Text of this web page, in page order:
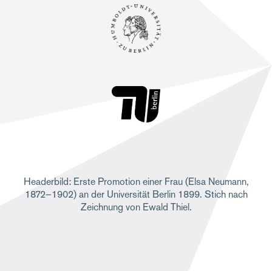
Headerbild: Erste Promotion einer Frau (Elsa Neumann,
1872–1902) an der Universität Berlin 1899. Stich nach
Zeichnung von Ewald Thiel.